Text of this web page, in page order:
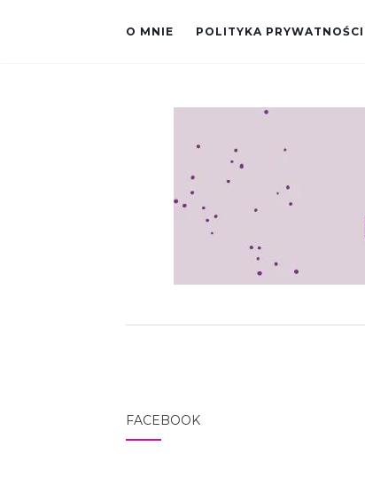
O MNIE POLITYKA PRYWATNOŚCI
FACEBOOK